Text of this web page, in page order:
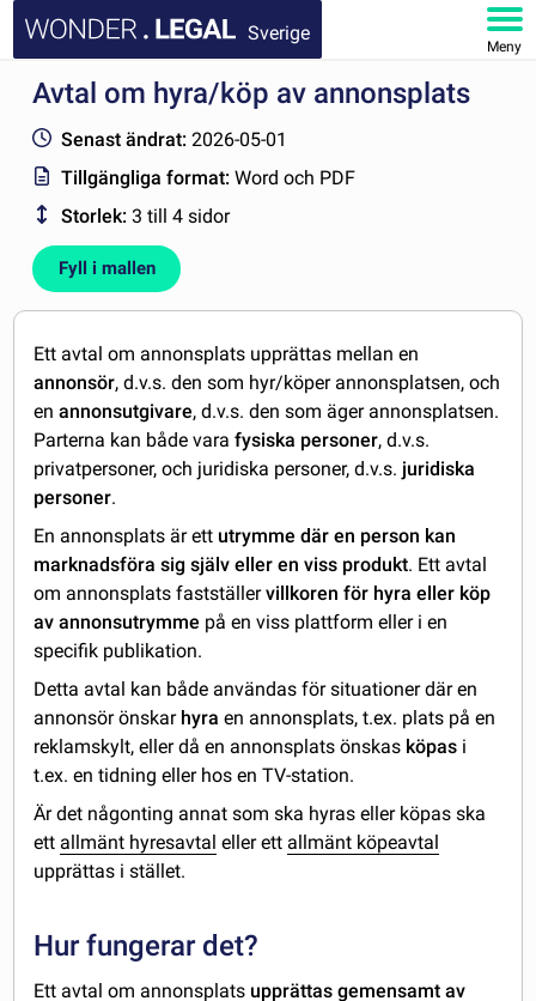
Sverige
Meny
STARTSIDA
DOKUMENT
FAQ
MITT KONTO
Avtal om hyra/köp av annonsplats
Senast ändrat: 2026-05-01
Tillgängliga format:Word och PDF
Storlek: 3 till 4 sidor
Fyll i mallen
Ett avtal om annonsplats upprättas mellan en
annonsör, d.v.s. den som hyr/köper annonsplatsen, och
enannonsutgivare, d.v.s. den som äger annonsplatsen.
Parterna kan både varafysiska personer, d.v.s.
privatpersoner, och juridiska personer, d.v.s. juridiska
personer.
En annonsplats är ett utrymme där en person kan
marknadsföra sig själv eller en viss produkt. Ett avtal
om annonsplats fastställervillkoren för hyra eller köp
av annonsutrymme på en viss plattform eller i en
specifik publikation.
Detta avtal kan både användas för situationer där en
annonsör önskar hyra en annonsplats, t.ex. plats på en
reklamskylt, eller då en annonsplats önskas köpas i
t.ex. en tidning eller hos en TV-station.
Är det någonting annat som ska hyras eller köpas ska
ett allmänt hyresavtal eller ett allmänt köpeavtal
upprättas i stället.
Hur fungerar det?
Ett avtal om annonsplats upprättas gemensamt av